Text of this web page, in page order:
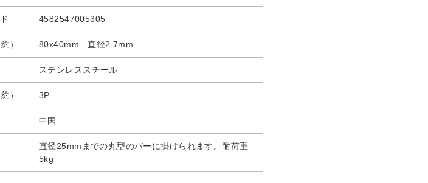
4582547005305
） 80x40mm 直径2.7mm
ステンレススチール
） 3P
中国
直径25mmまでの丸型のバーに掛けられます。耐荷重
5kg